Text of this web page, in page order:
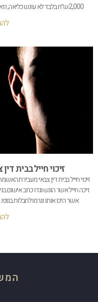
2,000 ש״ח בלבד לא עונש כליאה, וזאת לאור מצב נפשי מיוחד של הנאשם! 7-8-2018
זיכוי חייל בבית
זיכוי חייל בבית דין צבאי מעבירת
זיכה חייל אשר הוגש נגדו כתב אישום
אשר היכו אותו וגרמו לחבלות